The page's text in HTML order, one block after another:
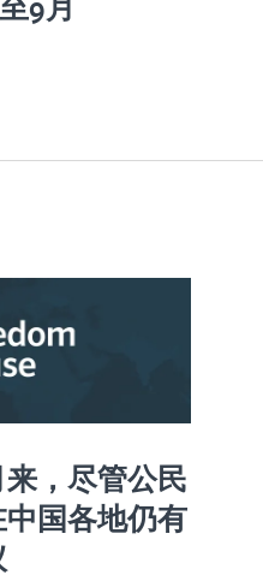
，尽管公民
国各地仍有